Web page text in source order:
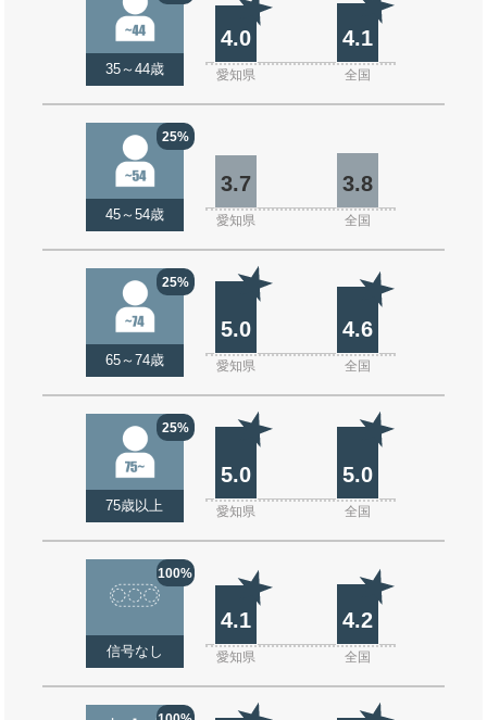
35～44歳
4.0 4.1
愛知県 全国
25%
45～54歳
3.7 3.8
愛知県 全国
25%
65～74歳
5.0 4.6
愛知県 全国
25%
75歳以上
5.0 5.0
愛知県 全国
100%
信号なし
4.1 4.2
愛知県 全国